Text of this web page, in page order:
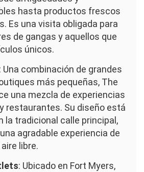
hasta productos frescos
Es una visita obligada para
de gangas y aquellos que
únicos.
: Una combinación de grandes
más pequeñas, The
una mezcla de experiencias
restaurantes. Su diseño está
la tradicional calle principal,
agradable experiencia de
libre.
: Ubicado en Fort Myers,